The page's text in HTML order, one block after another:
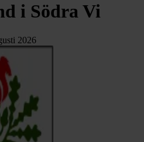
i Södra Vi
2026